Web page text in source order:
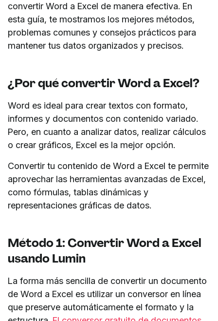
convertir Word a Excel de manera efectiva. En
esta guía, te mostramos los mejores métodos,
problemas comunes y consejos prácticos para
mantener tus datos organizados y precisos.
¿Por qué convertir Word a Excel?
Word es ideal para crear textos con formato,
informes y documentos con contenido variado.
Pero, en cuanto a analizar datos, realizar cálculos
o crear gráficos, Excel es la mejor opción.
Convertir tu contenido de Word a Excel te permite
aprovechar las herramientas avanzadas de Excel,
como fórmulas, tablas dinámicas y
representaciones gráficas de datos.
Método 1: Convertir Word a Excel
usando Lumin
La forma más sencilla de convertir un documento
de Word a Excel es utilizar un conversor en línea
que preserve automáticamente el formato y la